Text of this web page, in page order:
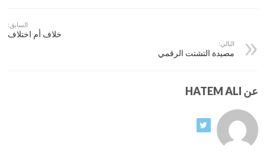
السابق:
خلاف أم اختلاف
التالي:
مصيدة التشتت الرقمي
عن HATEM ALI